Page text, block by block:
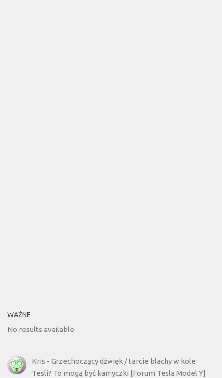
WAŻNE
No results available
Kris - Grzechoczący dźwięk / tarcie blachy w kole
Tesli? To mogą być kamyczki [Forum Tesla Model Y]